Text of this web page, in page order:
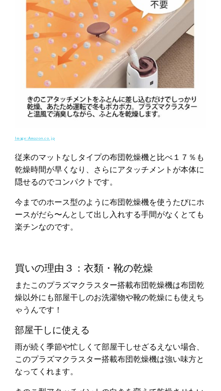
Image:Amazon.co.jp
従来のマットなしタイプの布団乾燥機と比べ１７％も
乾燥時間が早くなり、さらにアタッチメントが本体に
隠せるのでコンパクトです。
今までのホース型のように布団乾燥機を使うたびにホ
ースがだら〜んとして出し入れする手間がなくとても
楽チンなのです。
買いの理由３：衣類・靴の乾燥
またこのプラズマクラスター搭載布団乾燥機は布団乾
燥以外にも部屋干しのお洗濯物や靴の乾燥にも使えち
ゃうんです！
部屋干しに使える
雨が続く季節や忙しくて部屋干しせざるえない場合、
このプラズマクラスター搭載布団乾燥機は強い味方と
なってくれます。